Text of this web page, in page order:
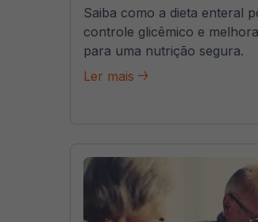
Saiba como a dieta enteral
controle glicêmico e
para uma nutrição segura.
Ler mais